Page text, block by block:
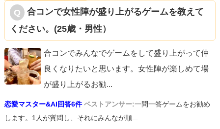
合コンで女性陣が盛り上がるゲームを教えて
ください。(25歳・男性）
合コンでみんなでゲームをして盛り上がって仲
良くなりたいと思います。女性陣が楽しめて場
が盛り上がるお勧...
恋愛マスター&AI回答6件 ベストアンサー:一問一答ゲームをお勧め
します。1人が質問し、それにみんなが順...